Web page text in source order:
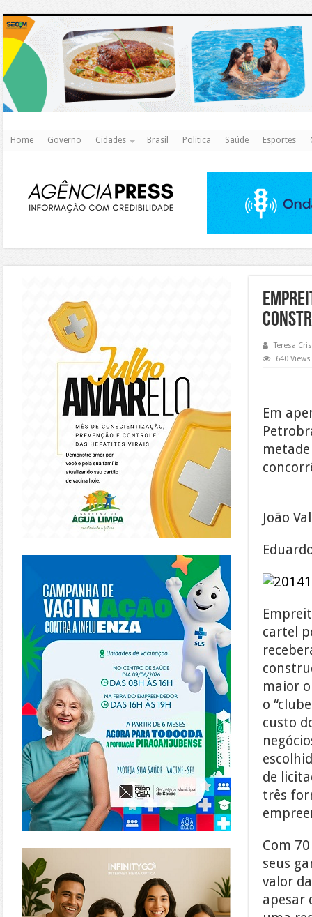
Home Governo Cidades Brasil Politica Saúde Esportes
Teresa
640 Views
Em
João
cartel
maior
o
custo
de
três
Com
seus
valor
apesar
https://piracanjuba.go.gov.br/
https://www.infinitygo.com.br/